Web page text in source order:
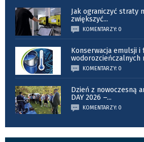
Jak ograniczyć straty
zwiększyć...
KOMENTARZY: 0
Konserwacja emulsji i
wodorozcieńczalnych
KOMENTARZY: 0
Dzień z nowoczesną
DAY 2026 –...
KOMENTARZY: 0